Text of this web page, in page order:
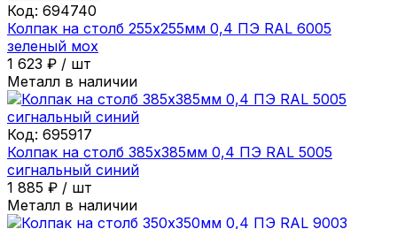
Код: 694740
Колпак на столб 255х255мм 0,4 ПЭ RAL 6005
зеленый мох
1 623 ₽ / шт
Металл в наличии
Код: 695917
Колпак на столб 385х385мм 0,4 ПЭ RAL 5005
сигнальный синий
1 885 ₽ / шт
Металл в наличии